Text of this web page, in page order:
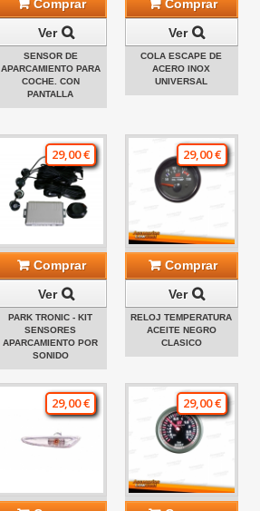
Comprar
Ver
SENSOR DE
APARCAMIENTO PARA
COCHE. CON
PANTALLA
Comprar
Ver
COLA ESCAPE DE
ACERO INOX
UNIVERSAL
29,00 €
Comprar
Ver
PARK TRONIC - KIT
SENSORES
APARCAMIENTO POR
SONIDO
29,00 €
Comprar
Ver
RELOJ TEMPERATURA
ACEITE NEGRO
CLASICO
29,00 € 29,00 €